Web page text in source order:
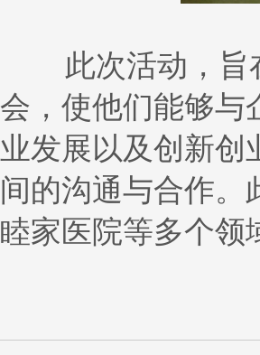
此次活动，旨在
会，使他们能够与
业发展以及创新创
间的沟通与合作。
睦家医院等多个领